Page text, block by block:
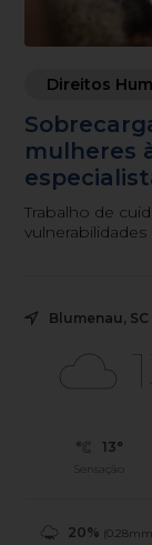
Direitos
mulheres
Trabalho de
vulnerabilidades
Blumenau, SC
13°
Sensação
20%